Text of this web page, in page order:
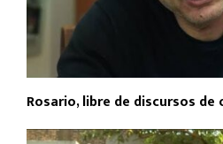
Rosario, libre de discursos de